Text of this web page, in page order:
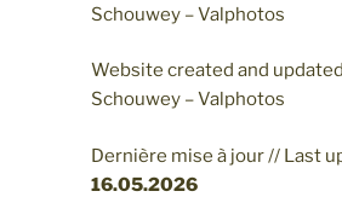
Schouwey – Valphotos
Website created and
Schouwey – Valphotos
Dernière mise à jour // Last
16.05.2026